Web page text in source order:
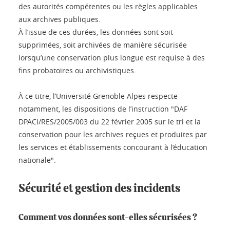
des autorités compétentes ou les règles applicables
aux archives publiques.
À l’issue de ces durées, les données sont soit
supprimées, soit archivées de manière sécurisée
lorsqu’une conservation plus longue est requise à des
fins probatoires ou archivistiques.
À ce titre, l’Université Grenoble Alpes respecte
notamment, les dispositions de l’instruction "DAF
DPACI/RES/2005/003 du 22 février 2005 sur le tri et la
conservation pour les archives reçues et produites par
les services et établissements concourant à l’éducation
nationale".
Sécurité et gestion des incidents
Comment vos données sont-elles sécurisées ?